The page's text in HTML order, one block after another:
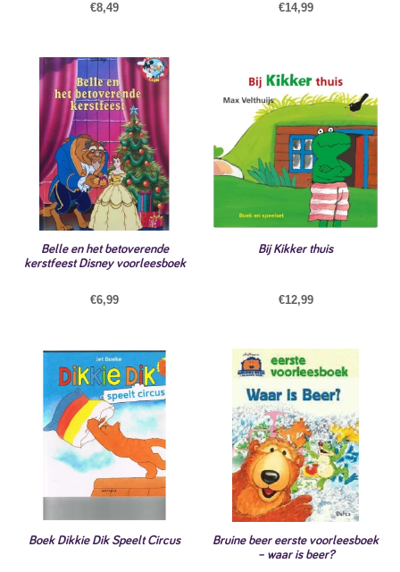
€8,49 €14,99
Belle en het betoverende
kerstfeest Disney voorleesboek
€6,99
Bij Kikker thuis
€12,99
Boek Dikkie Dik Speelt Circus
Bruine beer eerste voorleesboek
– waar is beer?